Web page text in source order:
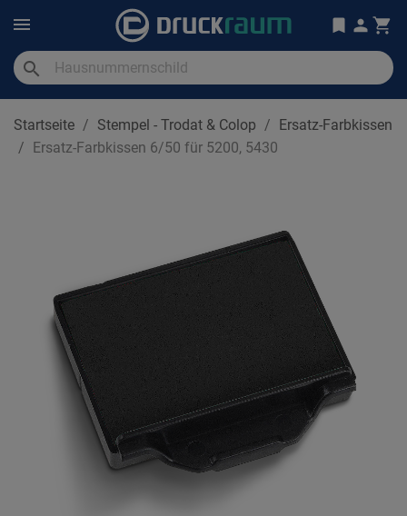
search
Startseite Stempel - Trodat & Colop
Ersatz-Farbkissen
Ersatz-Farbkissen 6/50 für 5200, 5430